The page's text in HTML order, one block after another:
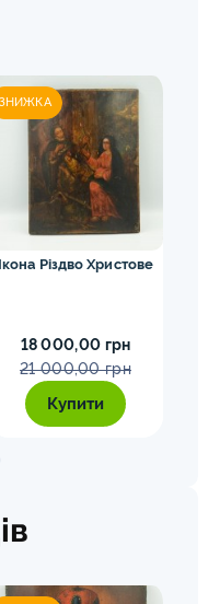
ЗНИЖКА
Ікона Різдво Христове
18 000,00 грн
21 000,00 грн
Купити